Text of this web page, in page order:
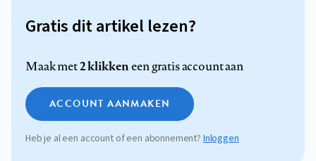
Gratis dit artikel lezen?
Maak met2 klikkeneen gratis account aan
ACCOUNT AANMAKEN
Heb je al een account of een abonnement? Inloggen